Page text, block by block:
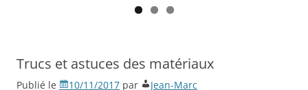
Trucs et astuces des matériaux
Publié le 10/11/2017 par Jean-Marc